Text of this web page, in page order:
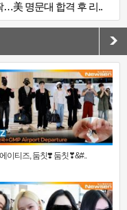
…美 명문대 합격 후 리..
에이티즈, 둠칫❣️ 둠칫❣&#..